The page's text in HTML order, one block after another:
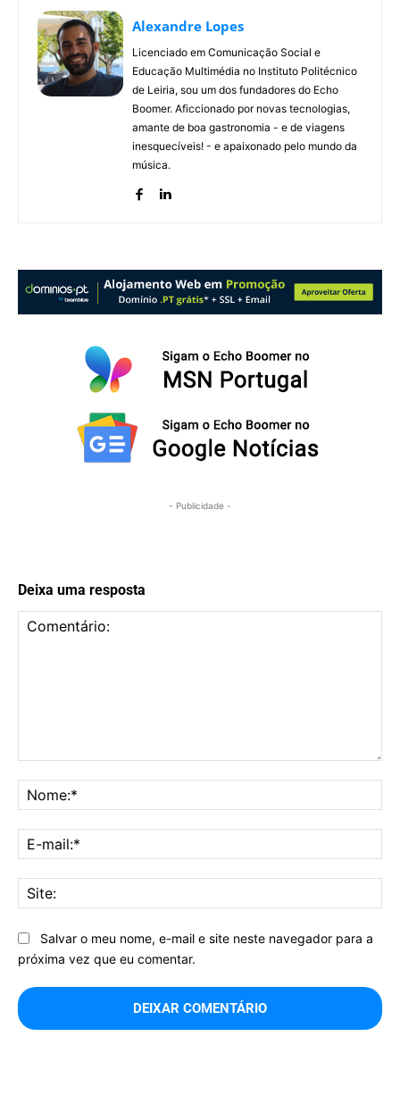
Alexandre Lopes
Licenciado em Comunicação Social e
Educação Multimédia no Instituto Politécnico
de Leiria, sou um dos fundadores do Echo
Boomer. Aficcionado por novas tecnologias,
amante de boa gastronomia - e de viagens
inesquecíveis! - e apaixonado pelo mundo da
música.
- Publicidade -
Deixa uma resposta
Salvar o meu nome, e-mail e site neste navegador para a
próxima vez que eu comentar.